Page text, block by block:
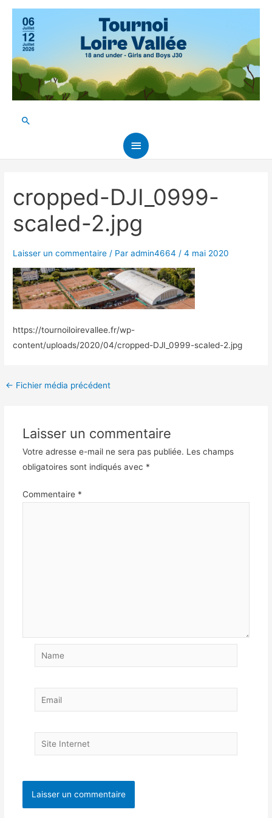
Aller
contenu
Menu
Rechercher
cropped-DJI_0999-
scaled-2.jpg
Laisser un commentaire / Paradmin4664/4 mai 2020
https://tournoiloirevallee.fr/wp-
content/uploads/2020/04/cropped-DJI_0999-scaled-2.jpg
Navigation
← Fichier média précédent
Laisser un commentaire
Votre adresse e-mail ne sera pas publiée. Les champs
obligatoires sont indiqués avec *
Commentaire *
Name
Email
Site
Internet